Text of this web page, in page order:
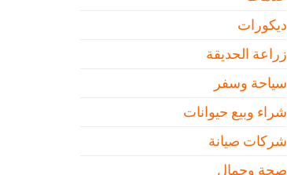
ديكورات
زراعة الحديقة
سياحة وسفر
شراء وبيع حيوانات
شركات صيانة
صحة وجمال